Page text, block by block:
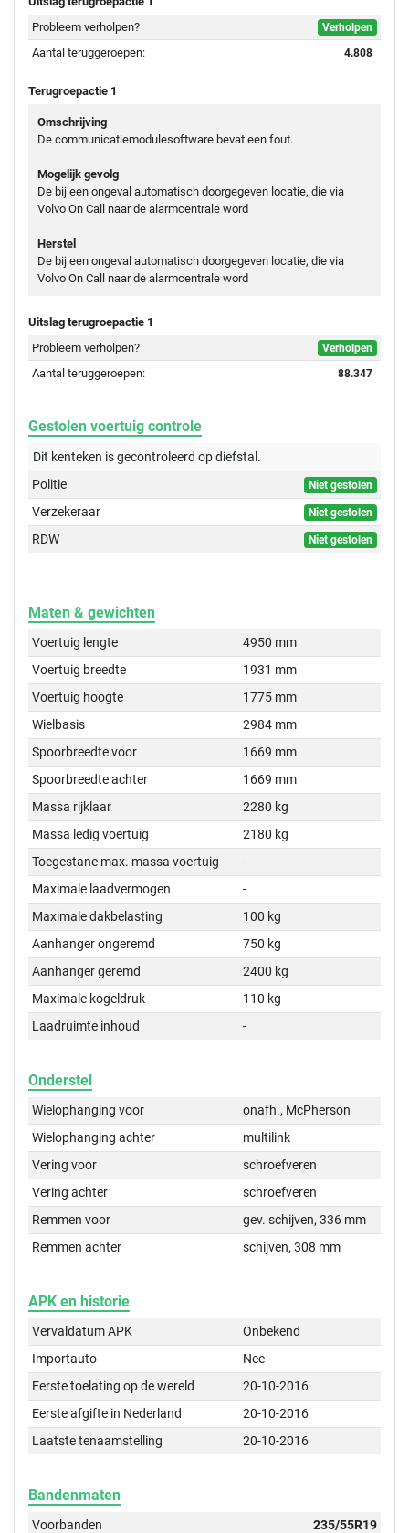
Probleem verholpen?
Verholpen
Aantal teruggeroepen: 4.808
Terugroepactie 1
Omschrijving
De communicatiemodulesoftware bevat een fout.
Mogelijk gevolg
De bij een ongeval automatisch doorgegeven locatie, die via
Volvo On Call naar de alarmcentrale word
Herstel
De bij een ongeval automatisch doorgegeven locatie, die via
Volvo On Call naar de alarmcentrale word
Uitslag terugroepactie 1
Probleem verholpen?
Verholpen
Aantal teruggeroepen: 88.347
Gestolen voertuig controle
Dit kenteken is gecontroleerd opdiefstal.
Politie
Niet gestolen
Verzekeraar Niet gestolen
RDW Niet gestolen
Maten & gewichten
Voertuig lengte
4950 mm
Voertuig breedte
1931 mm
Voertuig hoogte
1775 mm
Wielbasis
2984 mm
Spoorbreedte voor
1669 mm
Spoorbreedte achter
1669 mm
Massa rijklaar
2280 kg
Massa ledig voertuig
2180 kg
Toegestane max. massa voertuig
-
Maximale laadvermogen
-
Maximale dakbelasting
100 kg
Aanhanger ongeremd
750 kg
Aanhanger geremd
2400 kg
Maximale kogeldruk
110 kg
Laadruimte inhoud
-
Onderstel
Wielophanging voor
onafh., McPherson
Wielophanging achter
multilink
Vering voor
schroefveren
Vering achter
schroefveren
Remmen voor
gev. schijven, 336 mm
Remmen achter
schijven, 308 mm
APK en historie
Vervaldatum APK
Onbekend
Importauto
Nee
Eerste toelating op de wereld
20-10-2016
Eerste afgifte in Nederland
20-10-2016
Laatste tenaamstelling
20-10-2016
Bandenmaten
Voorbanden 235/55R19